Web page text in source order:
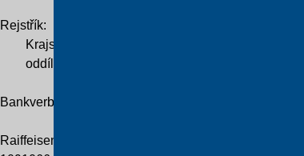
Rejstřík:
Krajský soud v Hradci Králové
oddíl B, vložka 2838
Bankverbindung
Raiffeisenbank Praha